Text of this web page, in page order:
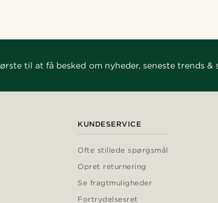
til at få besked om nyheder, seneste trends
KUNDESERVICE
Ofte stillede spørgsmål
Opret returnering
Se fragtmuligheder
Fortrydelsesret